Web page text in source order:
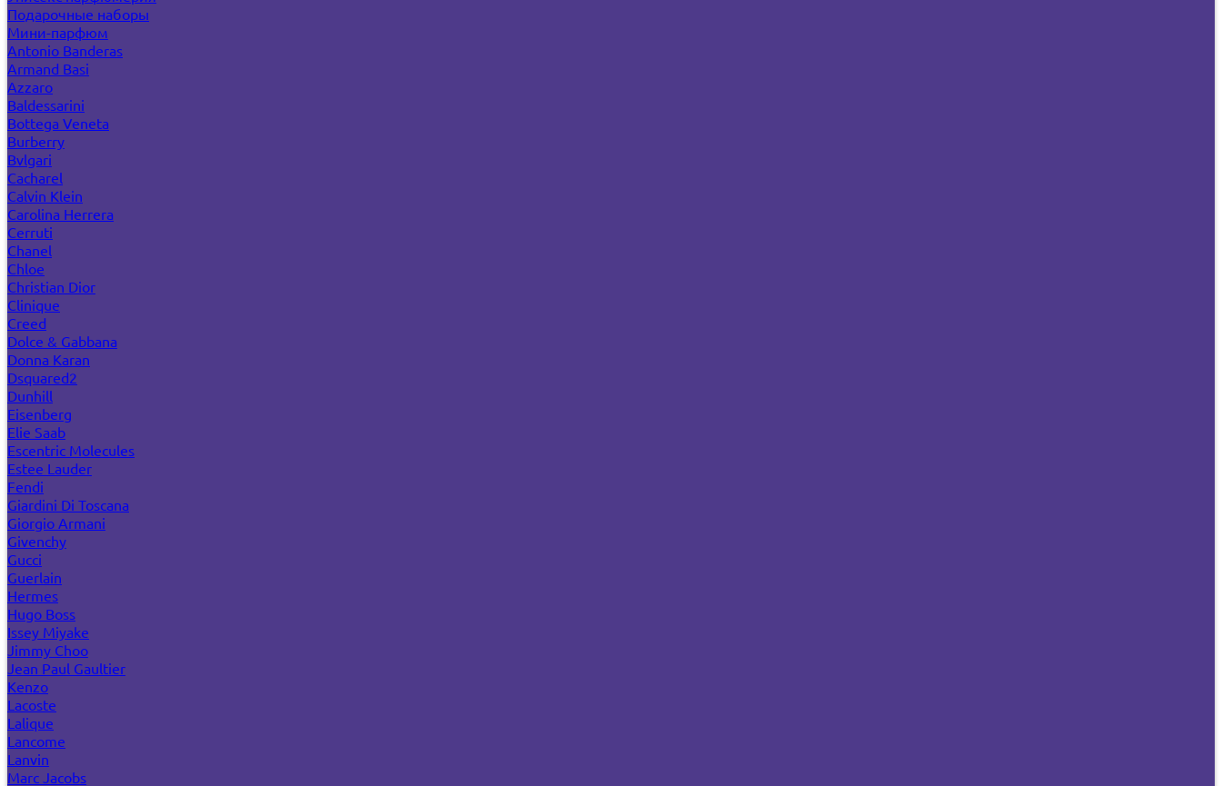
Подарочные наборы
Мини-парфюм
Antonio Banderas
Armand Basi
Azzaro
Baldessarini
Bottega Veneta
Burberry
Bvlgari
Cacharel
Calvin Klein
Carolina Herrera
Cerruti
Chanel
Chloe
Christian Dior
Clinique
Creed
Dolce & Gabbana
Donna Karan
Dsquared2
Dunhill
Eisenberg
Elie Saab
Escentric Molecules
Estee Lauder
Fendi
Giardini Di Toscana
Giorgio Armani
Givenchy
Gucci
Guerlain
Hermes
Hugo Boss
Issey Miyake
Jimmy Choo
Jean Paul Gaultier
Kenzo
Lacoste
Lalique
Lancome
Lanvin
Marc Jacobs